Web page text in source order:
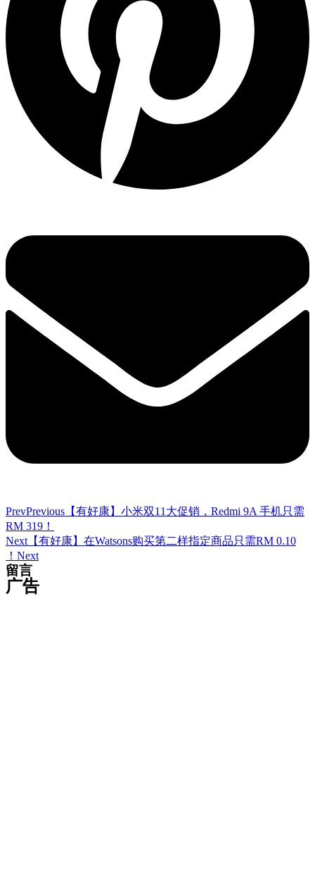
PrevPrevious 【有好康】小米双11大促销，Redmi 9A 手机只需
RM 319！
Next 【有好康】在Watsons购买第二样指定商品只需RM 0.10
！ Next
留言
广告